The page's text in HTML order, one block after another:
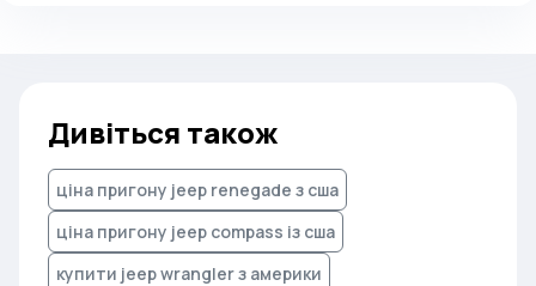
Дивіться також
ціна пригону jeep renegade з сша
ціна пригону jeep compass із сша
купити jeep wrangler з америки